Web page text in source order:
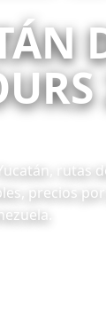
rutas
precios